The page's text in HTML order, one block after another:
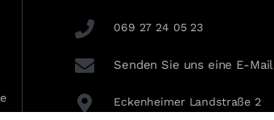
069 27 24 05 23
Senden Sie uns eine E-Mail
Eckenheimer Landstraße 2